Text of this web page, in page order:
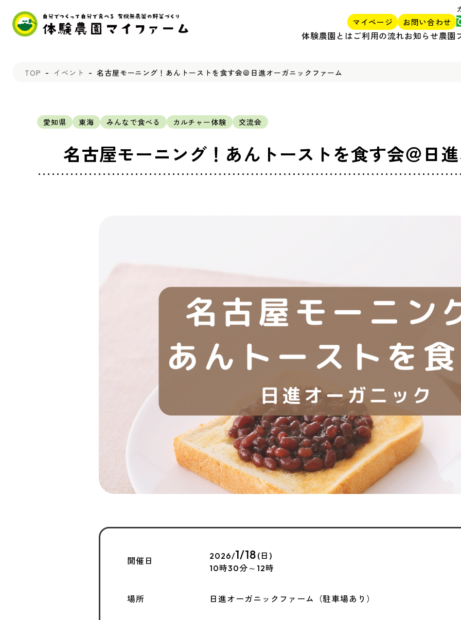
マイページ お問い合わせ
体験農園とはご利用の流れお知らせ農園
TOP イベント 名古屋モーニング！あんトーストを食す会＠日進オーガニックファーム
愛知県 東海 みんなで食べる カルチャー体験 交流会
名古屋モーニング！あんトーストを食す会＠日
開催日 2026/1/18 (日)
10時30分～12時
場所 日進オーガニックファーム（駐車場あり）